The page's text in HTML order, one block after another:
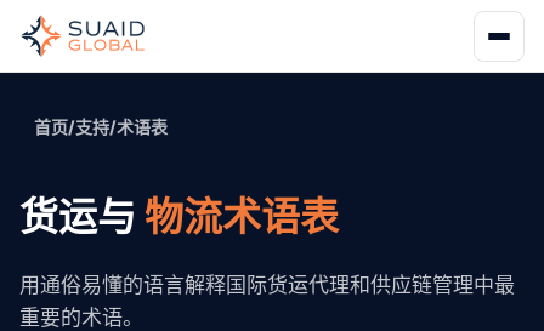
首页/支持/术语表
货运与 物流术语表
用通俗易懂的语言解释国际货运代理和供应链管理中最
重要的术语。